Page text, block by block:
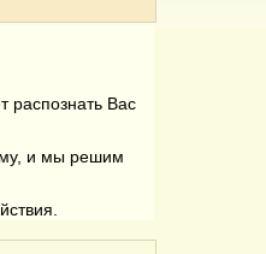
распознать Вас
и мы решим